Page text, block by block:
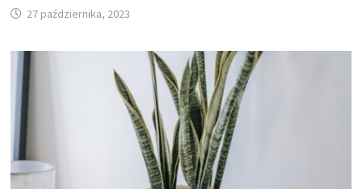
27 października, 2023